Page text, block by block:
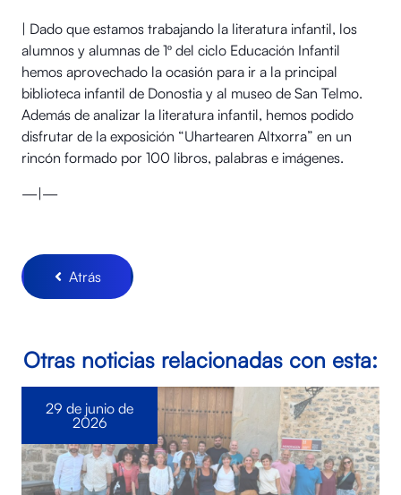
| Dado que estamos trabajando la literatura infantil, los
alumnos y alumnas de 1º del ciclo Educación Infantil
hemos aprovechado la ocasión para ir a la principal
biblioteca infantil de Donostia y al museo de San Telmo.
Además de analizar la literatura infantil, hemos podido
disfrutar de la exposición “Uhartearen Altxorra” en un
rincón formado por 100 libros, palabras e imágenes.
—|—
Atrás
Otras noticias relacionadas con esta:
29 de junio de
2026